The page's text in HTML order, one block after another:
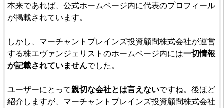
本来であれば、公式ホームページ内に代表のプロフィール
が掲載されています。
しかし、マーチャントブレインズ投資顧問株式会社が運営
する株エヴァンジェリストのホームページ内には一切情報
が記載されていませんでした。
ユーザーにとって親切な会社とは言えないですね。後ほど
紹介しますが、マーチャントブレインズ投資顧問株式会社